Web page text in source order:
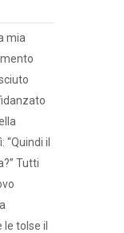
mia
il
Tutti
tolse il